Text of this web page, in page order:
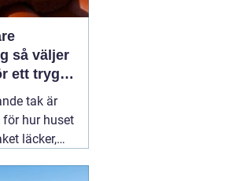
ett tryggt
tak
tak är
för hur huset
läcker,